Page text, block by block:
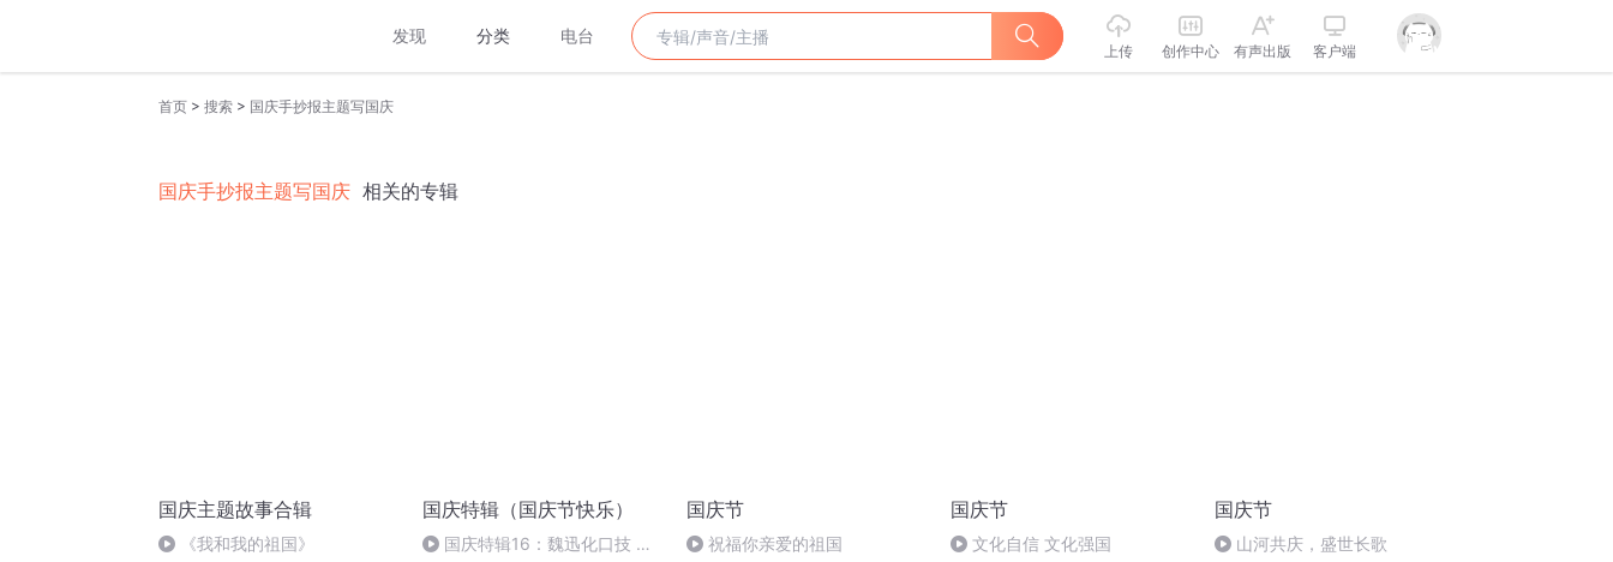
发现 分类 电台
上传 创作中心 有声出版 客户端
首页 > 搜索 > 国庆手抄报主题写国庆
国庆手抄报主题写国庆 相关的专辑
国庆主题故事合辑
《我和我的祖国》
国庆特辑（国庆节快乐）
国庆特辑16：魏迅化口技 二
国庆节
祝福你亲爱的祖国
国庆节
文化自信 文化强国
国庆节
山河共庆，盛世长歌